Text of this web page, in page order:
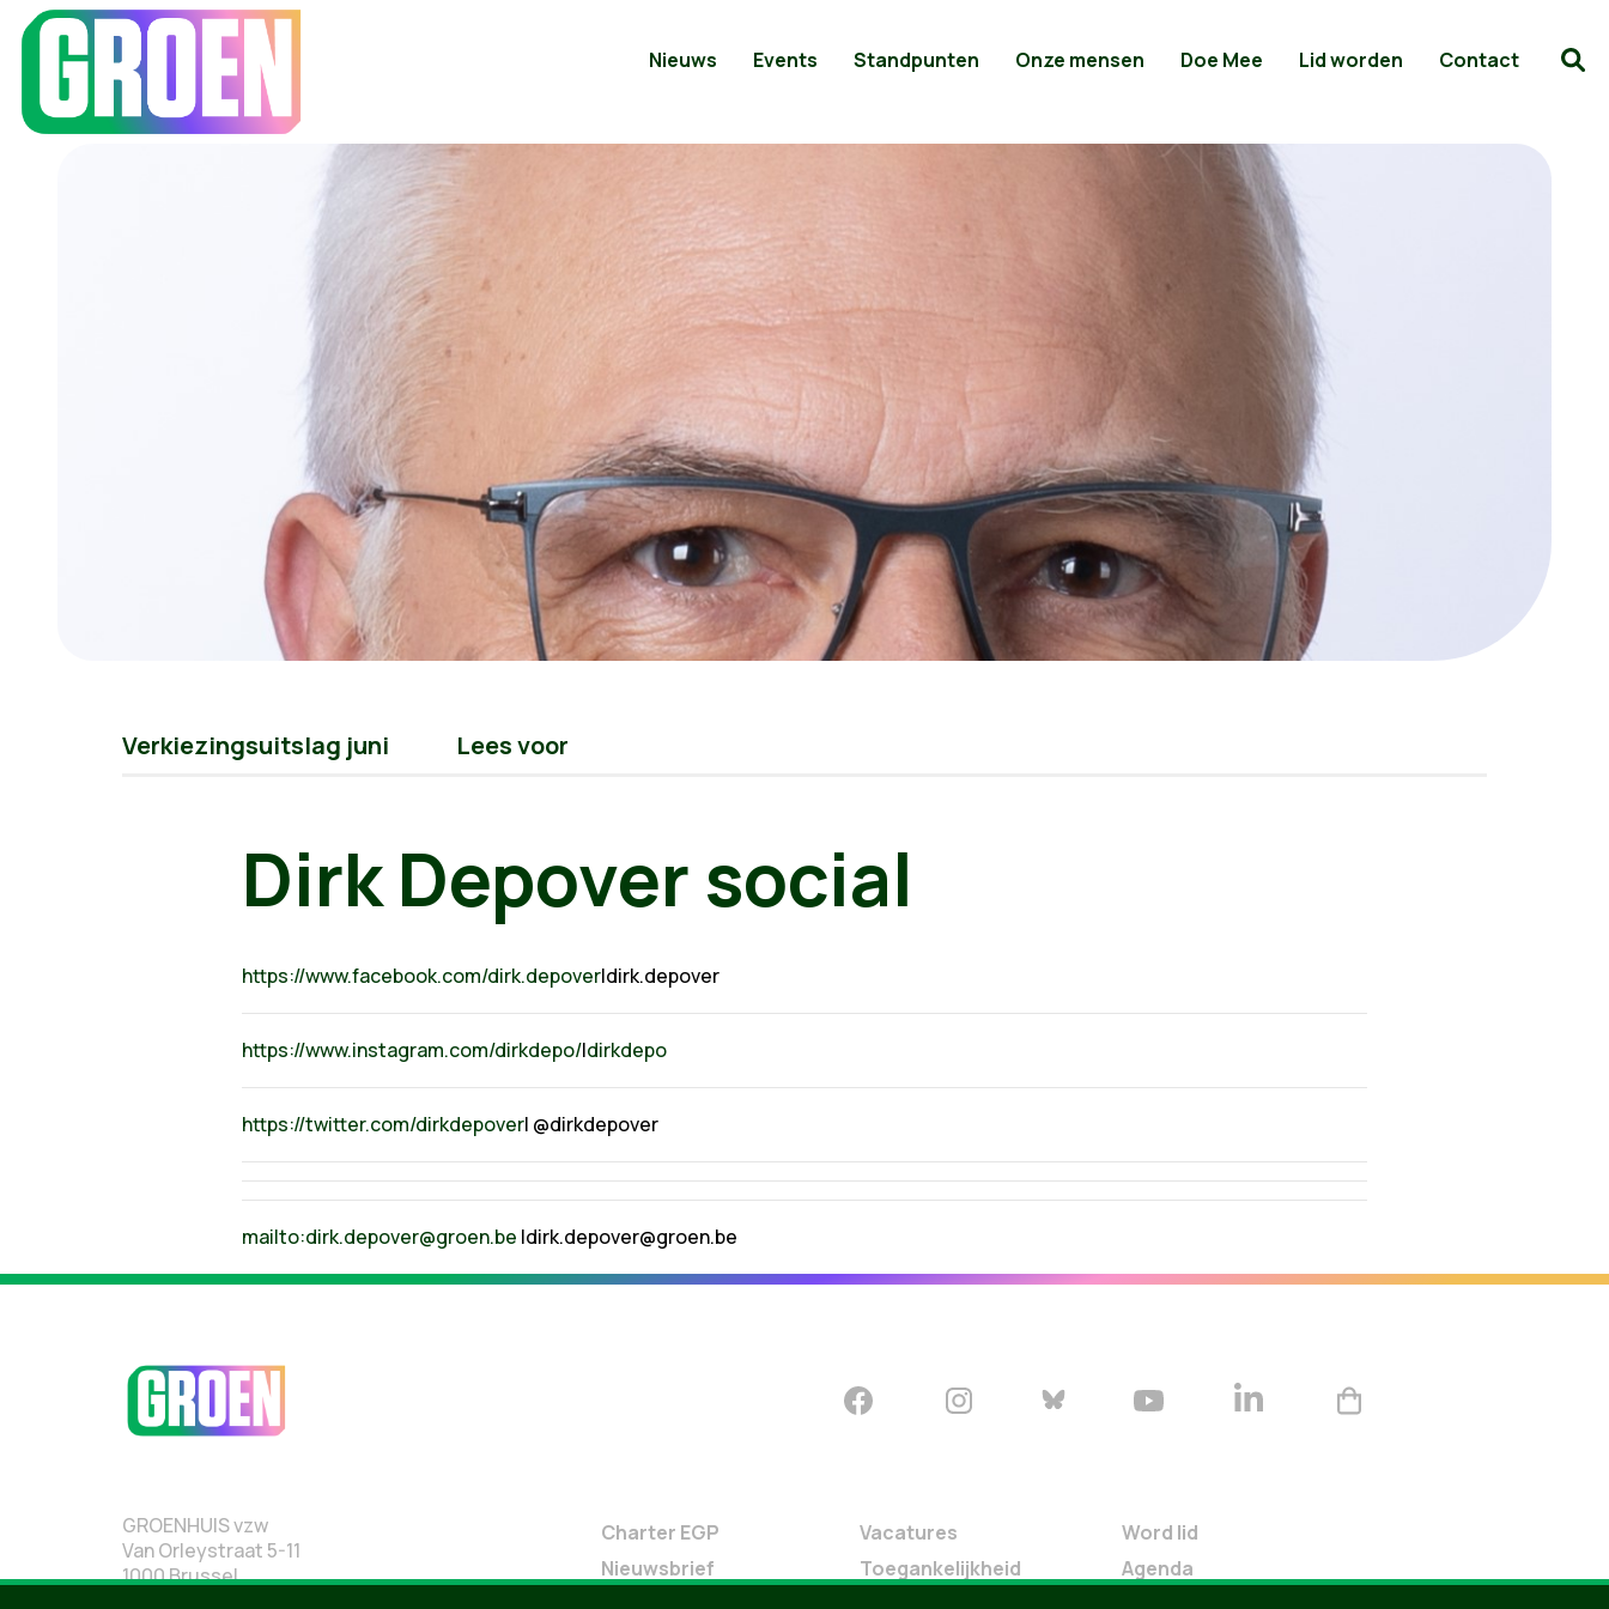
Nieuws Events Standpunten Onze mensen Doe Mee Lid worden Contact
Verkiezingsuitslag juni Lees voor
Dirk Depover social
https://www.facebook.com/dirk.depover|dirk.depover
https://www.instagram.com/dirkdepo/|dirkdepo
https://twitter.com/dirkdepover| @dirkdepover
mailto:dirk.depover@groen.be |dirk.depover@groen.be
GROENHUIS vzw
Van Orleystraat 5-11
1000 Brussel
Charter EGP
Nieuwsbrief
Vacatures
Toegankelijkheid
Word lid
Agenda